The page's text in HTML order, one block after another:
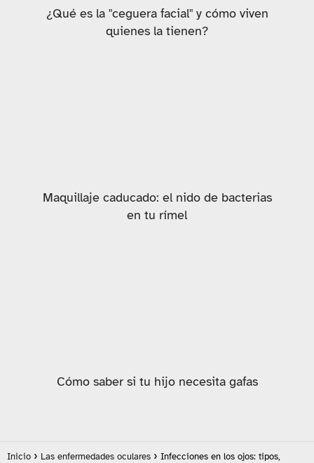
¿Qué es la "ceguera facial" y cómo viven
quienes la tienen?
Maquillaje caducado: el nido de bacterias
en tu rímel
Cómo saber si tu hijo necesita gafas
Inicio Las enfermedades oculares
Infecciones en los ojos: tipos,